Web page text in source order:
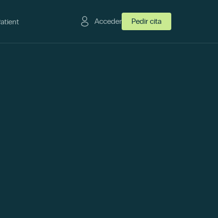
Acceder Pedir cita